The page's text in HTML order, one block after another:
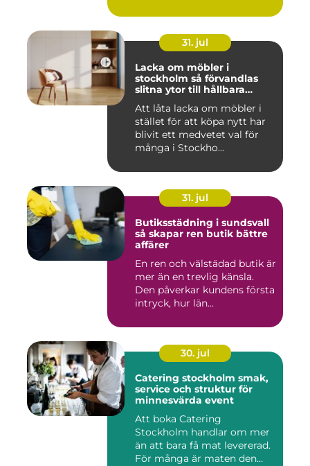
31. jul
Lacka om möbler i
stockholm så förvandlas
slitna ytor till hållbara
Att låta lacka om möbler i
stället för att köpa nytt har
blivit ett medvetet val för
många i Stockho...
31. jul
Butiksstädning i sundsvall
så skapar ren butik bättre
affärer
En ren och välstädad butik är
mer än en trevlig känsla.
Den påverkar kundens första
intryck, hur län...
30. jul
Catering stockholm smak,
service och struktur för
minnesvärda event
Att boka Catering
Stockholm handlar om mer
än att bara få mat levererad.
För många är maten den